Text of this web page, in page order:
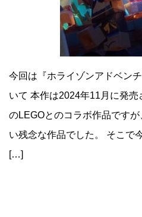
今回は『ホライゾンアドベン
いて 本作は2024年11月に発
のLEGOとのコラボ作品です
い残念な作品でした。 そこで
[…]